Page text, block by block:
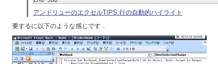
アンドリューのエクセルTIPS:行の自動的ハイライト
要するに以下のような感じです．